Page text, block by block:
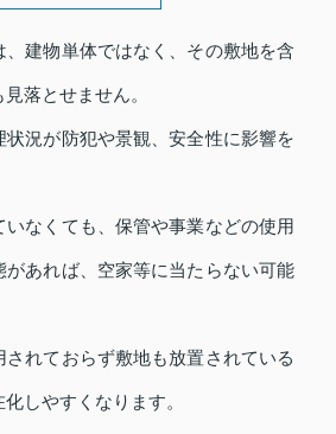
、建物単体ではなく、その敷地を含
落とせません。
状況が防犯や景観、安全性に影響を
なくても、保管や事業などの使用
があれば、空家等に当たらない可能
れておらず敷地も放置されている
しやすくなります。